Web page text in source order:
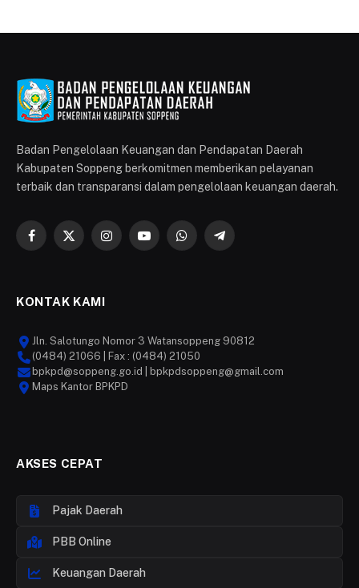
Badan Pengelolaan Keuangan dan Pendapatan Daerah
Kabupaten Soppeng berkomitmen memberikan pelayanan
terbaik dan transparansi dalam pengelolaan keuangan daerah.
Facebook
X
InstagramYouTubeWhatsAppTelegram
KONTAK KAMI
Jln. Salotungo Nomor 3 Watansoppeng 90812
(0484) 21066 | Fax : (0484) 21050
bpkpd@soppeng.go.id | bpkpdsoppeng@gmail.com
Maps Kantor BPKPD
AKSES CEPAT
Pajak Daerah
PBB Online
Keuangan Daerah